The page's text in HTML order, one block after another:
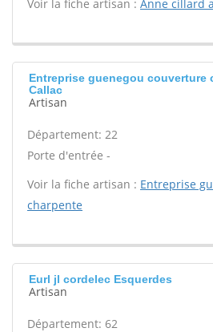
Voir la fiche artisan : Anne cillard
Entreprise guenegou couverture
Callac
Artisan
Département: 22
Porte d'entrée -
Voir la fiche artisan : Entreprise
charpente
Eurl jl cordelec Esquerdes
Artisan
Département: 62